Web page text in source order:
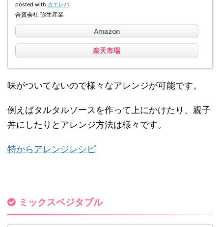
posted with カエレバ
合資会社 弥生産業
Amazon
楽天市場
味がついてないので様々なアレンジが可能です。
例えばタルタルソースを作って上にかけたり、親子
丼にしたりとアレンジ方法は様々です。
特からアレンジレシピ
ミックスベジタブル